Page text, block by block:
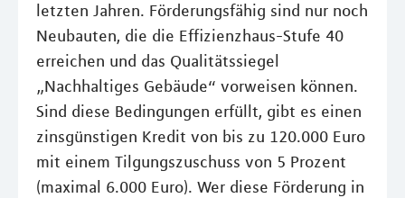
letzten Jahren. Förderungsfähig sind nur noch
Neubauten, die die Effizienzhaus-Stufe 40
erreichen und das Qualitätssiegel
„Nachhaltiges Gebäude“ vorweisen können.
Sind diese Bedingungen erfüllt, gibt es einen
zinsgünstigen Kredit von bis zu 120.000 Euro
mit einem Tilgungszuschuss von 5 Prozent
(maximal 6.000 Euro). Wer diese Förderung in